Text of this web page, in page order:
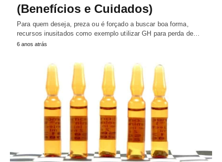
(Benefícios e Cuidados)
Para quem deseja, preza ou é forçado a buscar boa forma,
recursos inusitados como exemplo utilizar GH para perda de…
6 anos atrás